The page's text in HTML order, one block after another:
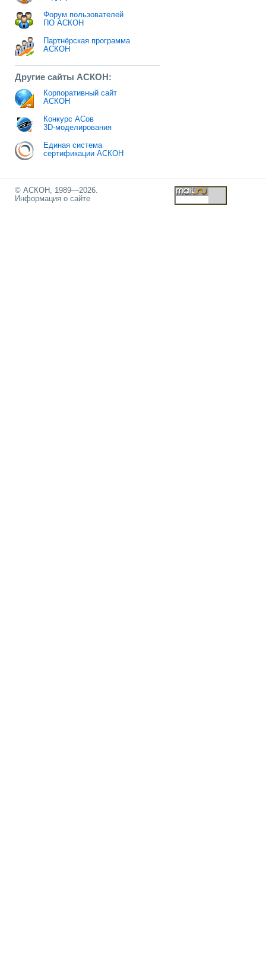
Форум пользователей
ПО АСКОН
Партнёрская программа
АСКОН
Другие сайты АСКОН:
Корпоративный сайт
АСКОН
Конкурс АСов
3D-моделирования
Единая система
сертификации АСКОН
© АСКОН, 1989—2026.
Информация о сайте